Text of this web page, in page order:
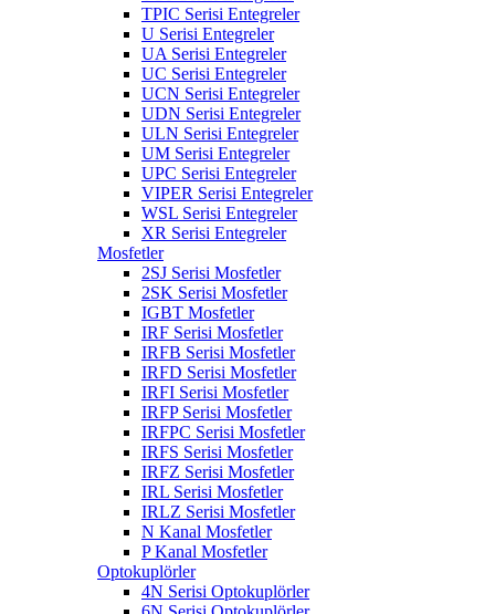
TPIC Serisi Entegreler
U Serisi Entegreler
UA Serisi Entegreler
UC Serisi Entegreler
UCN Serisi Entegreler
UDN Serisi Entegreler
ULN Serisi Entegreler
UM Serisi Entegreler
UPC Serisi Entegreler
VIPER Serisi Entegreler
WSL Serisi Entegreler
XR Serisi Entegreler
Mosfetler
2SJ Serisi Mosfetler
2SK Serisi Mosfetler
IGBT Mosfetler
IRF Serisi Mosfetler
IRFB Serisi Mosfetler
IRFD Serisi Mosfetler
IRFI Serisi Mosfetler
IRFP Serisi Mosfetler
IRFPC Serisi Mosfetler
IRFS Serisi Mosfetler
IRFZ Serisi Mosfetler
IRL Serisi Mosfetler
IRLZ Serisi Mosfetler
N Kanal Mosfetler
P Kanal Mosfetler
Optokuplörler
4N Serisi Optokuplörler